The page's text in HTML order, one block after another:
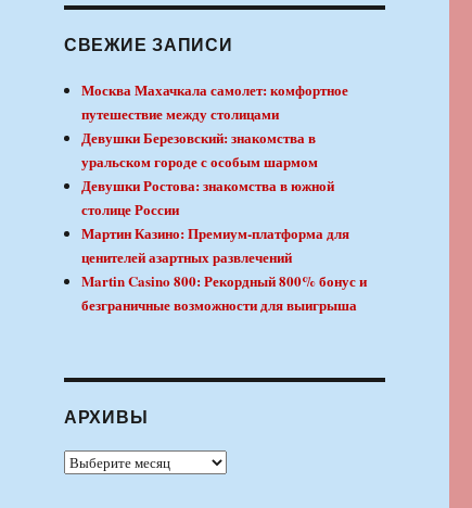
СВЕЖИЕ ЗАПИСИ
Москва Махачкала самолет: комфортное
путешествие между столицами
Девушки Березовский: знакомства в
уральском городе с особым шармом
Девушки Ростова: знакомства в южной
столице России
Мартин Казино: Премиум-платформа для
ценителей азартных развлечений
Martin Casino 800: Рекордный 800% бонус и
безграничные возможности для выигрыша
АРХИВЫ
Архивы